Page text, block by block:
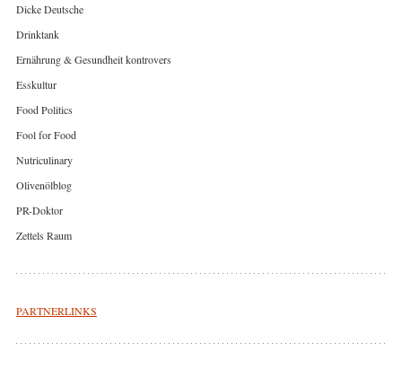
Dicke Deutsche
Drinktank
Ernährung & Gesundheit kontrovers
Esskultur
Food Politics
Fool for Food
Nutriculinary
Olivenölblog
PR-Doktor
Zettels Raum
PARTNERLINKS